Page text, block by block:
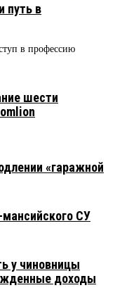
путь в
в профессию
шести
«гаражной
СУ
у чиновницы
доходы